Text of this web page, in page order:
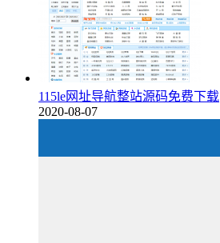
115le网址导航整站源码免费下载
2020-08-07